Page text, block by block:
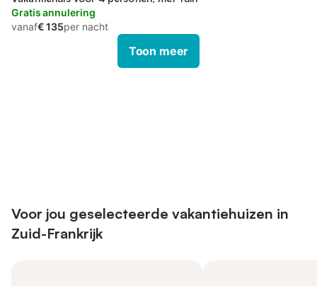
Gratis annulering
vanaf€ 135per nacht
Toon meer
Voor jou geselecteerde vakantiehuizen in
Zuid-Frankrijk